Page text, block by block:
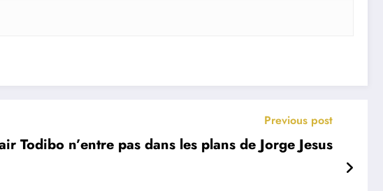
Previous post
Todibo n’entre pas dans les plans de Jorge Jesus